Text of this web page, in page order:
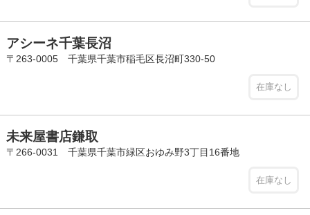
アシーネ千葉長沼
〒263-0005 千葉県千葉市稲毛区長沼町330-50
在庫なし
未来屋書店鎌取
〒266-0031 千葉県千葉市緑区おゆみ野3丁目16番地
在庫なし